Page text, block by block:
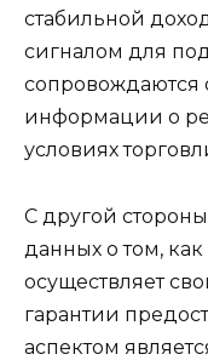
стабильной
сигналом для
сопровождаются
информации о
условиях
С другой
данных о том,
осуществляет
гарантии
аспектом